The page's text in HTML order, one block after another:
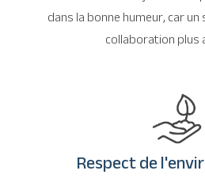
dans la bonne humeur, car
collaboration plus
Respect de